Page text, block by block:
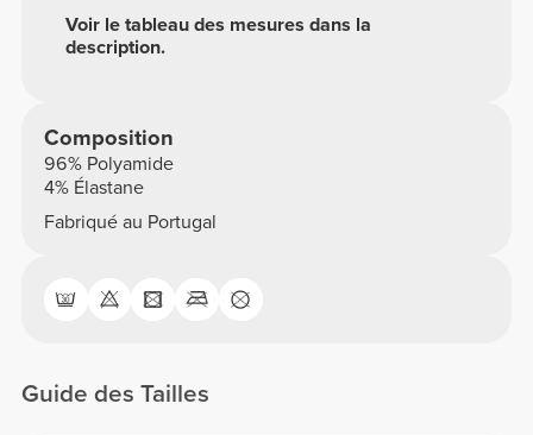
Voir le tableau des mesures dans la
description.
Composition
96% Polyamide
4% Élastane
Fabriqué au Portugal
Guide des Tailles